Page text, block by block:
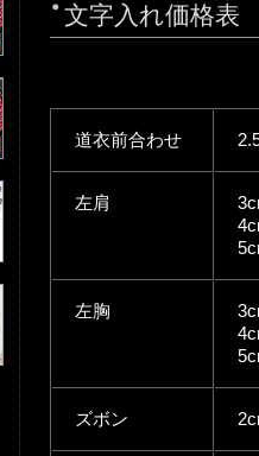
文字入れ価格表
道衣前合わせ
左肩
左胸
ズボン